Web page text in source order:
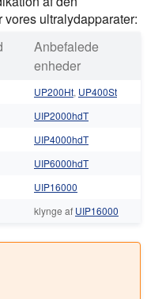
ultralydapparater:
Anbefalede
enheder
UP200Ht, UP400St
UIP2000hdT
UIP4000hdT
UIP6000hdT
UIP16000
klynge af UIP16000